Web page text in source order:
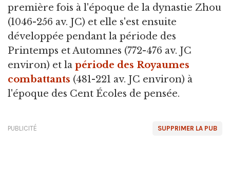
première fois à l'époque de la dynastie Zhou
(1046-256 av. JC) et elle s'est ensuite
développée pendant la période des
Printemps et Automnes (772-476 av. JC
environ) et la période des Royaumes
combattants (481-221 av. JC environ) à
l'époque des Cent Écoles de pensée.
SUPPRIMER LA PUB
PUBLICITÉ